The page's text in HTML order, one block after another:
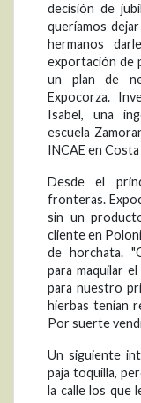
decisión de
queríamos
hermanos
exportación de
un plan de
Expocorza.
Isabel, una
escuela
INCAE en
Desde el
fronteras.
sin un
cliente en
de horchata.
para maquilar
para nuestro
hierbas tenían
Por suerte
Un siguiente
paja toquilla,
la calle los que